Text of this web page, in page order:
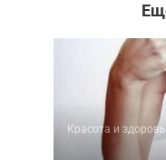
Красота и